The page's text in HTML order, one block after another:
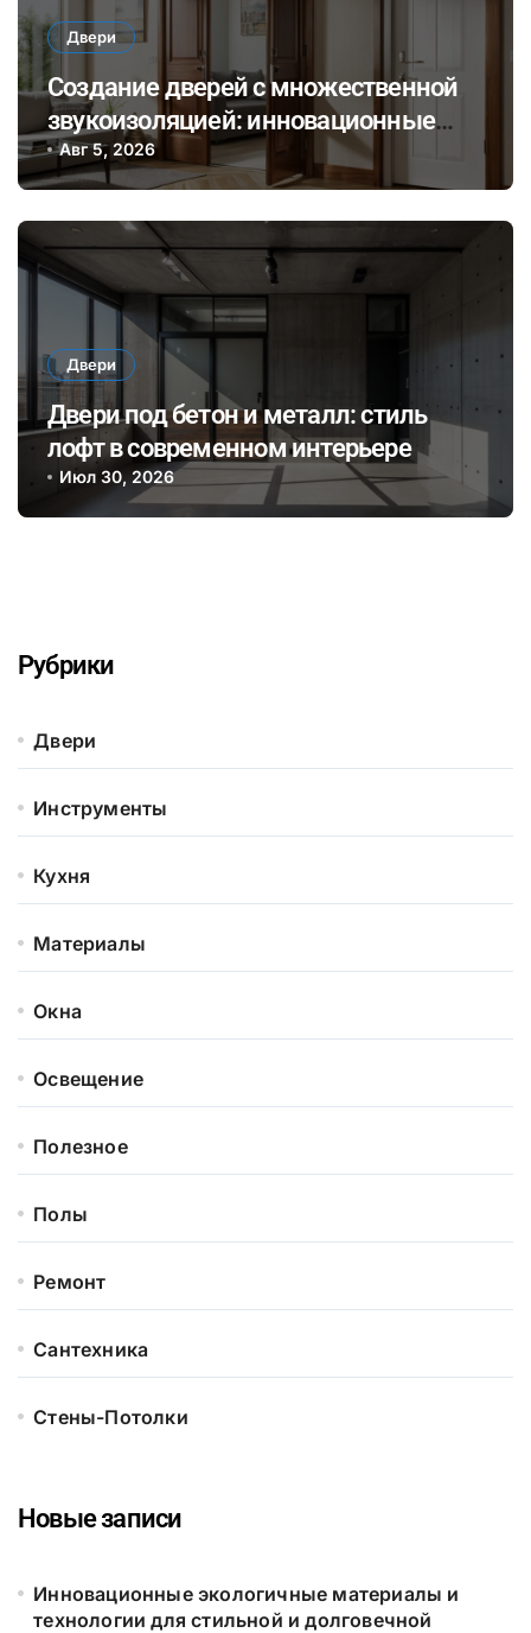
Двери
Создание дверей с множественной
звукоизоляцией: инновационные
материалы и технологии для
комфортного общения и уединения в
доме
Авг 5, 2026
Двери
Двери под бетон и металл: стиль
лофт в современном интерьере
Июл 30, 2026
Рубрики
Двери
Инструменты
Кухня
Материалы
Окна
Освещение
Полезное
Полы
Ремонт
Сантехника
Стены-Потолки
Новые записи
Инновационные экологичные материалы и
технологии для стильной и долговечной